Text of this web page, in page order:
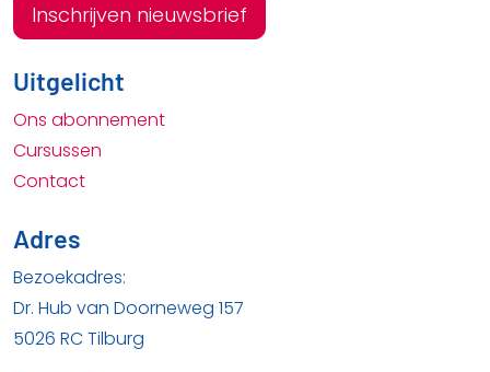
Inschrijven nieuwsbrief
Uitgelicht
Ons abonnement
Cursussen
Contact
Adres
Bezoekadres:
Dr. Hub van Doorneweg 157
5026 RC Tilburg